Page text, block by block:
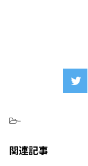
-
関連記事